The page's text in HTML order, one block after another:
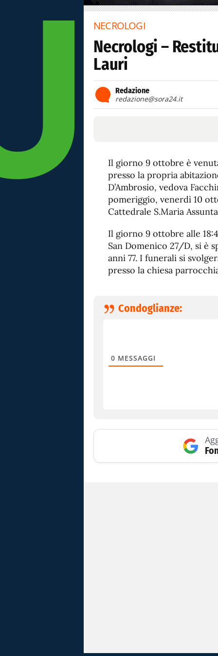
NECROLOGI
Necrologi –
Lauri
Redazione
redazione@sora24.it
Il giorno 9 ottobre è
presso la propria
D’Ambrosio, vedova
pomeriggio, venerdì 10
Cattedrale S.Maria
Il giorno 9 ottobre alle
San Domenico 27/D, si è
anni 77. I funerali si
presso la chiesa
Condoglianze:
0 MESSAGGI